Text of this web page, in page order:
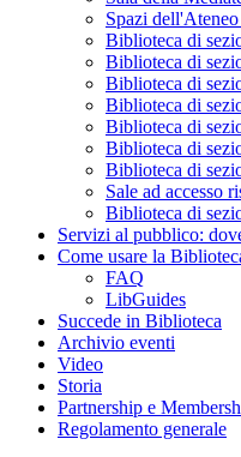
Spazi
Biblioteca di
Biblioteca di
Biblioteca di
Biblioteca di
Biblioteca di
Biblioteca di
Biblioteca di
Sale ad accesso
Biblioteca di
Servizi al pubblico:
Come usare la
FAQ
LibGuides
Succede in Biblioteca
Archivio eventi
Video
Storia
Partnership e
Regolamento generale